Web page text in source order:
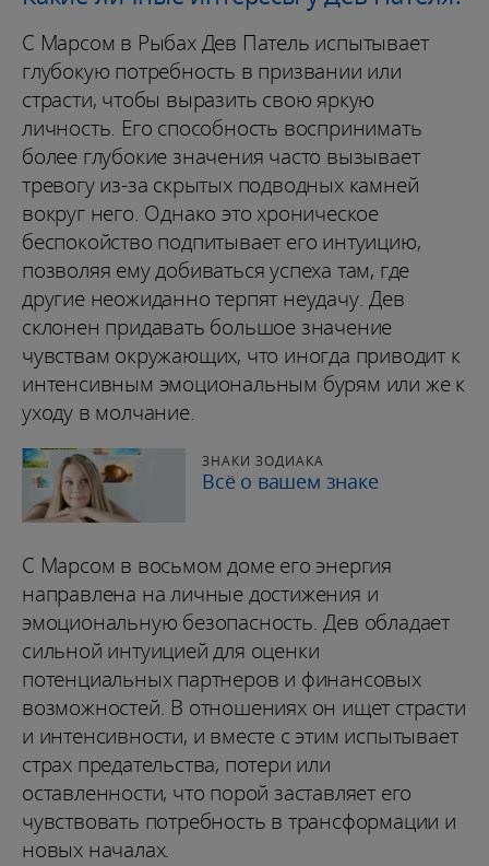
С Марсом в Рыбах Дев Патель испытывает
глубокую потребность в призвании или
страсти, чтобы выразить свою яркую
личность. Его способность воспринимать
более глубокие значения часто вызывает
тревогу из-за скрытых подводных камней
вокруг него. Однако это хроническое
беспокойство подпитывает его интуицию,
позволяя ему добиваться успеха там, где
другие неожиданно терпят неудачу. Дев
склонен придавать большое значение
чувствам окружающих, что иногда приводит к
интенсивным эмоциональным бурям или же к
уходу в молчание.
ЗНАКИ ЗОДИАКА
Всё о вашем знаке
С Марсом в восьмом доме его энергия
направлена на личные достижения и
эмоциональную безопасность. Дев обладает
сильной интуицией для оценки
потенциальных партнеров и финансовых
возможностей. В отношениях он ищет страсти
и интенсивности, и вместе с этим испытывает
страх предательства, потери или
оставленности, что порой заставляет его
чувствовать потребность в трансформации и
новых началах.